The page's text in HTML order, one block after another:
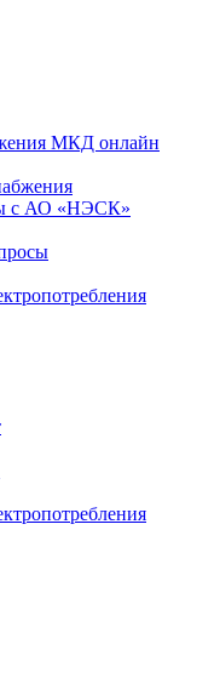
МКД онлайн
с АО «НЭСК»